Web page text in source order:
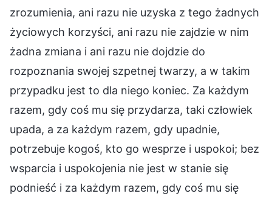
zrozumienia, ani razu nie uzyska z tego żadnych
życiowych korzyści, ani razu nie zajdzie w nim
żadna zmiana i ani razu nie dojdzie do
rozpoznania swojej szpetnej twarzy, a w takim
przypadku jest to dla niego koniec. Za każdym
razem, gdy coś mu się przydarza, taki człowiek
upada, a za każdym razem, gdy upadnie,
potrzebuje kogoś, kto go wesprze i uspokoi; bez
wsparcia i uspokojenia nie jest w stanie się
podnieść i za każdym razem, gdy coś mu się